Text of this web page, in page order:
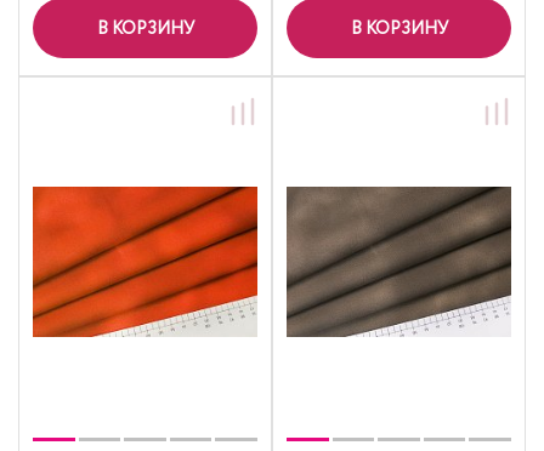
В КОРЗИНУ В КОРЗИНУ